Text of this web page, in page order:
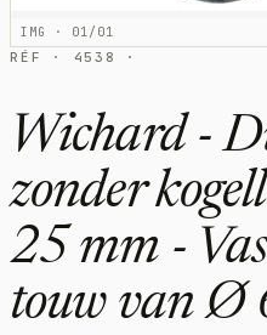
IMG · 01/01
RÉF · 4538 ·
Wichard -
zonder
25 mm -
touw van Ø